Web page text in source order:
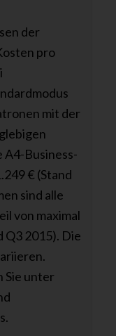
der
pro
mit der
Business-
€ (Stand
sind alle
von maximal
Q3 2015). Die
unter